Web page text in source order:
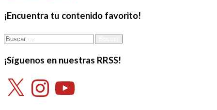
entradas
¡Encuentra tu contenido favorito!
Buscar:
¡Síguenos en nuestras RRSS!
X InstagramYouTube